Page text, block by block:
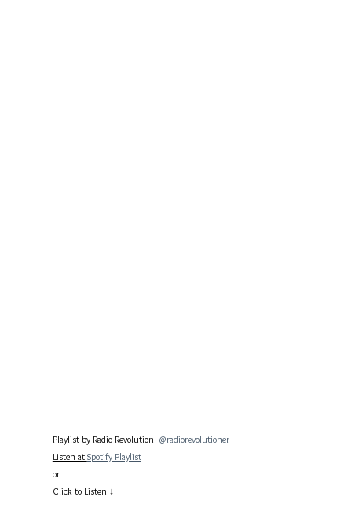
Playlist by Radio Revolution @radiorevolutioner
Listen at Spotify Playlist
or
Click to Listen ↓